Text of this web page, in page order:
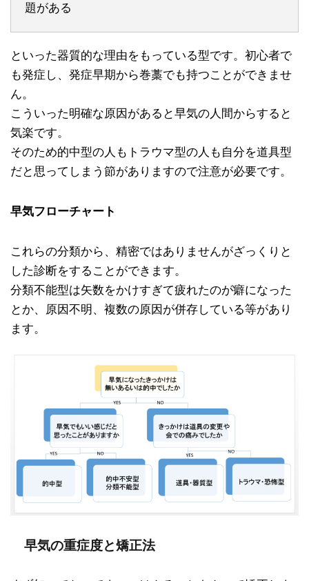
題がある
といった器質的な理由をもっている型です。初心者で
も発症し、発症早期から巻藁でも持つことができませ
ん。
こういった明確な原因があると早気の人間からすると
気楽です。
そのため的中型の人もトラウマ型の人も自分を道具型
だと思ってしまう節がありますので注意が必要です。
早気フローチャート
これらの分類から、精密ではありませんがざっくりと
した診断をすることができます。
分類不能型は矢数をかけすぎて疲れたのが癖になった
とか、原因不明、複数の原因が併存している等があり
ます。
早気の重症度と矯正法